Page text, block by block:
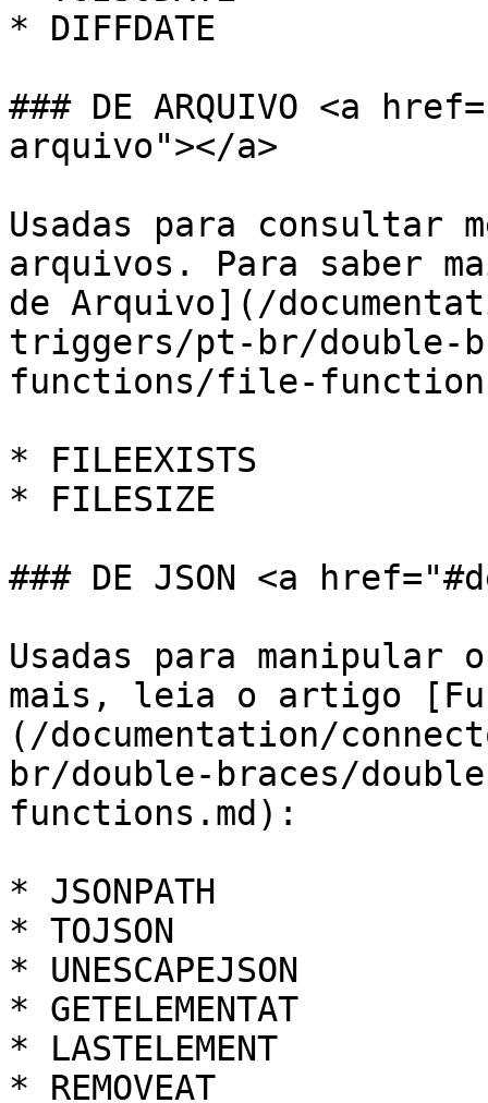
* DIFFDATE
### DE ARQUIVO <a
arquivo"></a>
Usadas para consultar
arquivos. Para saber
de Arquivo](/
triggers/pt-br/double-
functions/file-
* FILEEXISTS
* FILESIZE
### DE JSON <a
Usadas para manipular
mais, leia o artigo
(/documentation/
br/double-braces/
functions.md):
* JSONPATH
* TOJSON
* UNESCAPEJSON
* GETELEMENTAT
* LASTELEMENT
* REMOVEAT